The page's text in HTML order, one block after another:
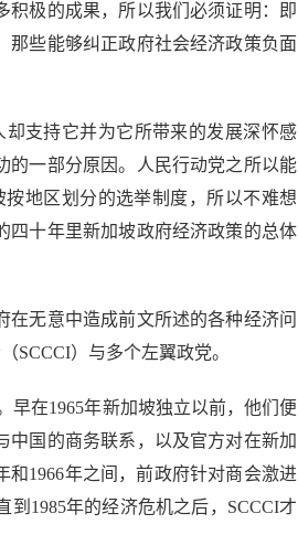
极的成果，所以我们必须证明：即
那些能够纠正政府社会经济政策负面
支持它并为它所带来的发展深怀感
的一部分原因。人民行动党之所以能
地区划分的选举制度，所以不难想
四十年里新加坡政府经济政策的总体
无意中造成前文所述的各种经济问
SCCCI）与多个左翼政党。
在1965年新加坡独立以前，他们便
中国的商务联系，以及官方对在新加
1966年之间，前政府针对商会激进
1985年的经济危机之后，SCCCI才